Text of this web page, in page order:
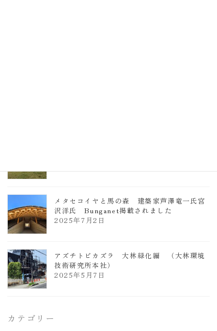
メタセコイヤと馬の森 建築家芦澤竜一氏宮
沢洋氏 Bunganet掲載されました
2025年7月2日
アズチトビカズラ 大林緑化編 （大林環境
技術研究所本社）
2025年5月7日
カテゴリー